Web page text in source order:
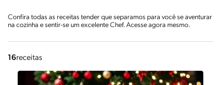
Confira todas as receitas tender que separamos para você se aventurar
na cozinha e sentir-se um excelente Chef. Acesse agora mesmo.
16receitas